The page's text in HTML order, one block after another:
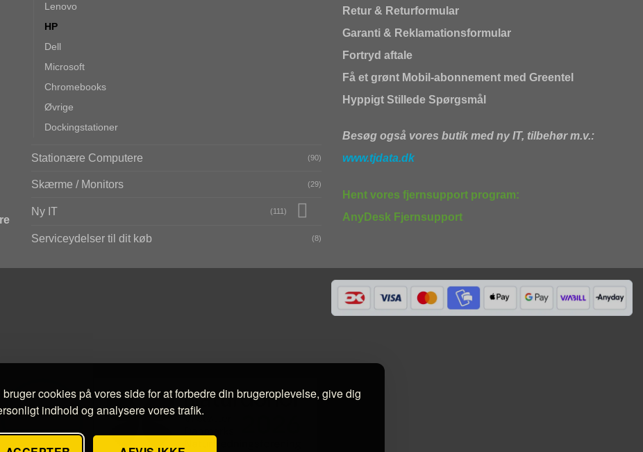
bruger cookies på vores side for at forbedre din brugeroplevelse, give dig
indhold og analysere vores trafik.
Lenovo
HP
Dell
Microsoft
Chromebooks
Øvrige
Dockingstationer
Stationære Computere (90)
Skærme / Monitors (29)
Ny IT (111)
Serviceydelser til dit køb (8)
Retur & Returformular
Garanti & Reklamationsformular
Fortryd aftale
Få et grønt Mobil-abonnement med Greentel
Hyppigt Stillede Spørgsmål
Besøg også vores butik med ny IT, tilbehør m.v.:
www.tjdata.dk
Hent vores fjernsupport program:
AnyDesk Fjernsupport